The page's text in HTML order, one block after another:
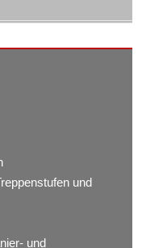
und
und